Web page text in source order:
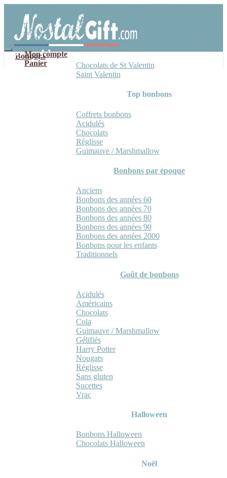
navigation
contenu
Mon compte
Panier
Bonbons
Chocolats de St Valentin
Saint Valentin
Top bonbons
Coffrets bonbons
Acidulés
Chocolats
Réglisse
Guimauve / Marshmallow
Bonbons par époque
Anciens
Bonbons des années 60
Bonbons des années 70
Bonbons des années 80
Bonbons des années 90
Bonbons des années 2000
Bonbons pour les enfants
Traditionnels
Goût de bonbons
Acidulés
Américains
Chocolats
Cola
Guimauve / Marshmallow
Gélifiés
Harry Potter
Nougats
Réglisse
Sans gluten
Sucettes
Vrac
Halloween
Bonbons Halloween
Chocolats Halloween
Noël